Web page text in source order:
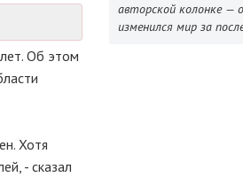
Об этом
Хотя
- сказал
авторской колонке —
изменился мир за